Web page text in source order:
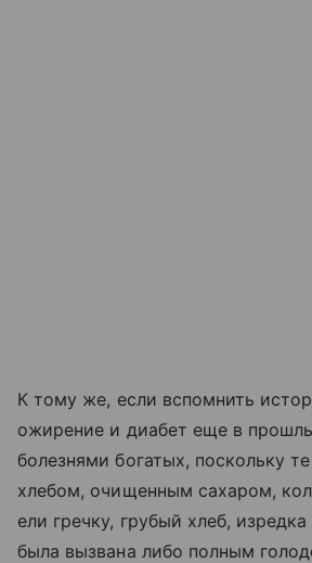
К тому же, если вспомнить
ожирение и диабет еще в
болезнями богатых, поскольку
хлебом, очищенным сахаром,
ели гречку, грубый хлеб,
была вызвана либо полным